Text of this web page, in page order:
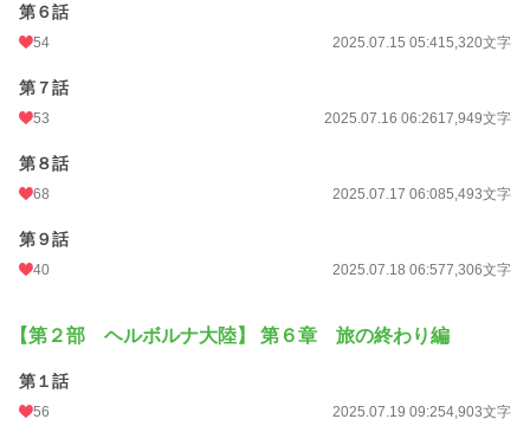
第６話
54 2025.07.15 05:415,320文字
第７話
53 2025.07.16 06:2617,949文字
第８話
68 2025.07.17 06:085,493文字
第９話
40 2025.07.18 06:577,306文字
【第２部 ヘルボルナ大陸】 第６章 旅の終わり編
第１話
56 2025.07.19 09:254,903文字